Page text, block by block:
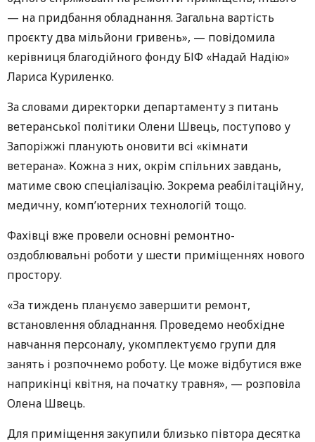
— на придбання обладнання. Загальна вартість
проєкту два мільйони гривень», — повідомила
керівниця благодійного фонду БІФ «Надай Надію»
Лариса Куриленко.
За словами директорки департаменту з питань
ветеранської політики Олени Швець, поступово у
Запоріжжі планують оновити всі «кімнати
ветерана». Кожна з них, окрім спільних завдань,
матиме свою спеціалізацію. Зокрема реабілітаційну,
медичну, комп’ютерних технологій тощо.
Фахівці вже провели основні ремонтно-
оздоблювальні роботи у шести приміщеннях нового
простору.
«За тиждень плануємо завершити ремонт,
встановлення обладнання. Проведемо необхідне
навчання персоналу, укомплектуємо групи для
занять і розпочнемо роботу. Це може відбутися вже
наприкінці квітня, на початку травня», — розповіла
Олена Швець.
Для приміщення закупили близько півтора десятка